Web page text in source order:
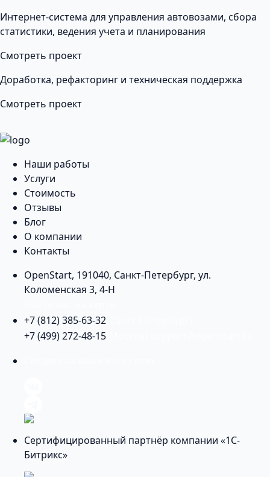
Интернет-система для управления автовозами, сбора
статистики, ведения учета и планирования
Смотреть проект
Доработка, рефакторинг и техническая поддержка
Смотреть проект
Наши работы
Услуги
Стоимость
Отзывы
Блог
О компании
Контакты
OpenStart, 191040, Санкт-Петербург, ул.
Коломенская 3, 4-Н
+7 (812) 385-63-32
+7 (499) 272-48-15
Сертифицированный партнёр компании «1С-
Битрикс»